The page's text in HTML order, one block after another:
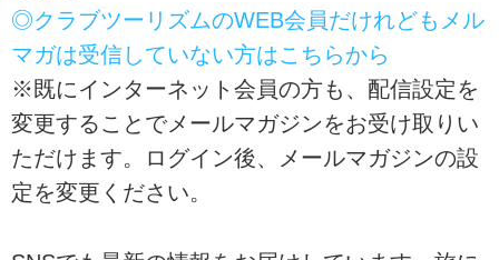
◎クラブツーリズムのWEB会員だけれどもメル
マガは受信していない方はこちらから
※既にインターネット会員の方も、配信設定を
変更することでメールマガジンをお受け取りい
ただけます。ログイン後、メールマガジンの設
定を変更ください。